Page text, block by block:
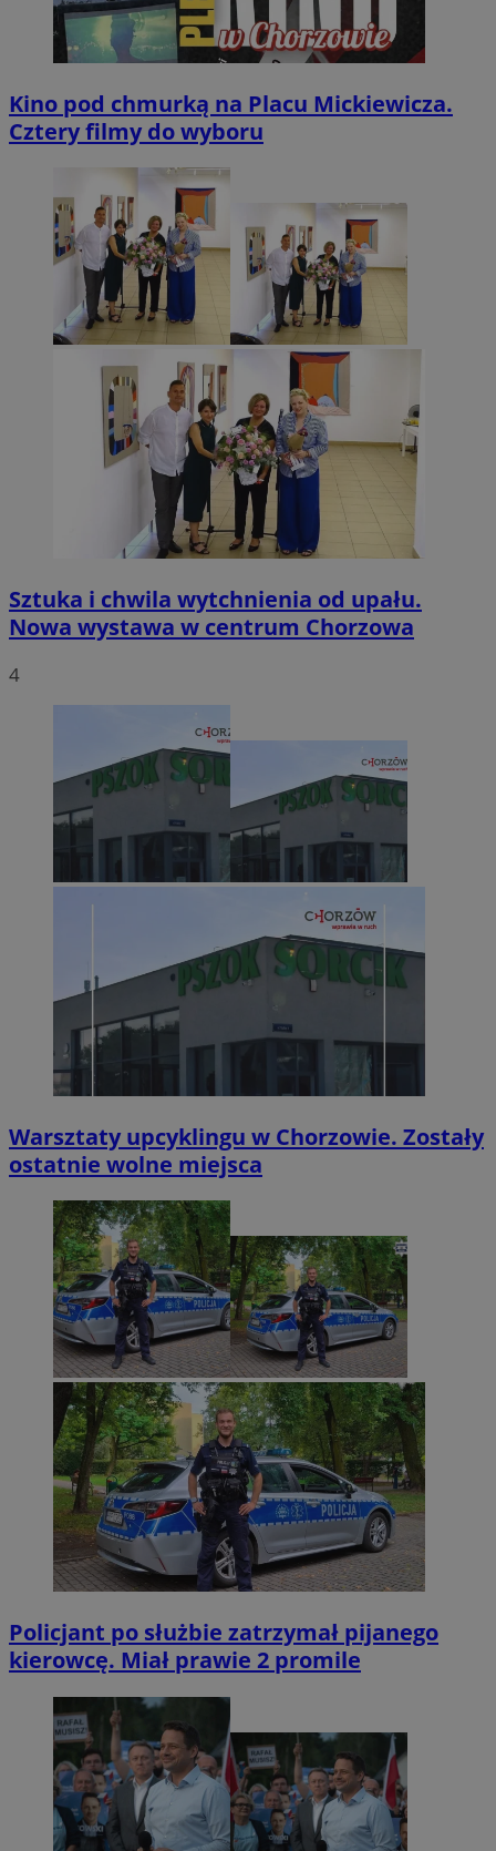
Kino pod chmurką na Placu Mickiewicza.
Cztery filmy do wyboru
Sztuka i chwila wytchnienia od upału.
Nowa wystawa w centrum Chorzowa
4
Warsztaty upcyklingu w Chorzowie. Zostały
ostatnie wolne miejsca
Policjant po służbie zatrzymał pijanego
kierowcę. Miał prawie 2 promile